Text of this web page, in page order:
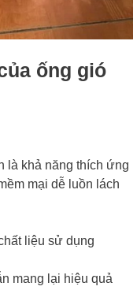
ống gió
là khả năng thích ứng
mại dễ luồn lách
liệu sử dụng
mang lại hiệu quả